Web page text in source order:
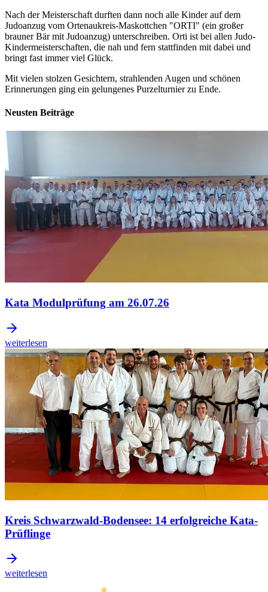
Nach der Meisterschaft durften dann noch alle Kinder auf dem
Judoanzug vom Ortenaukreis-Maskottchen "ORTI" (ein großer
brauner Bär mit Judoanzug) unterschreiben. Orti ist bei allen Judo-
Kindermeisterschaften, die nah und fern stattfinden mit dabei und
bringt fast immer viel Glück.
Mit vielen stolzen Gesichtern, strahlenden Augen und schönen
Erinnerungen ging ein gelungenes Purzelturnier zu Ende.
Neusten Beiträge
Kata Modulprüfung am 26.07.26
weiterlesen
Kreis Schwarzwald-Bodensee: 14 erfolgreiche Kata-
Prüflinge
weiterlesen